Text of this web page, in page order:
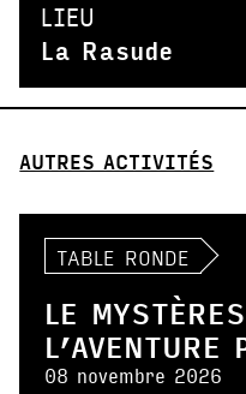
LIEU
La Rasude
AUTRES ACTIVITÉS
TABLE RONDE
LE
L’AVENTURE
08 novembre 2026